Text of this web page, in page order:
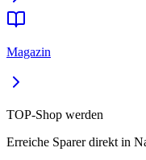
Magazin
TOP-Shop werden
Erreiche Sparer direkt in